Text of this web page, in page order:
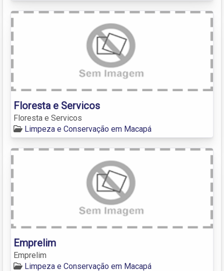
Floresta e Servicos
Floresta e Servicos
Limpeza e Conservação em Macapá
Emprelim
Emprelim
Limpeza e Conservação em Macapá